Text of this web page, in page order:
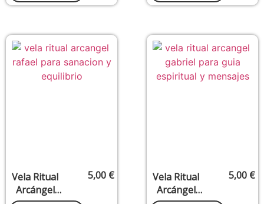
ción,
Liberación
d, Sabiduría
Abundancia
Vela Ritual
Arcángel
5,00 €
Vela Ritual
Arcángel
5,00 €